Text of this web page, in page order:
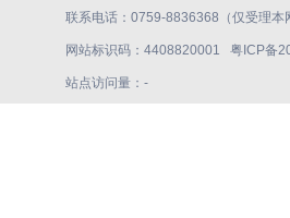
联系电话：0759-8836368（仅受理本
网站标识码：4408820001 粤ICP备
站点访问量： -